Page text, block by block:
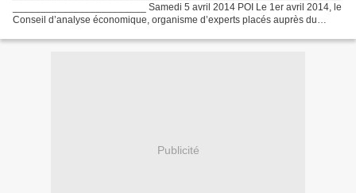
________________________ Samedi 5 avril 2014 POI Le 1er avril 2014, le
Conseil d’analyse économique, organisme d’experts placés auprès du
Publicité